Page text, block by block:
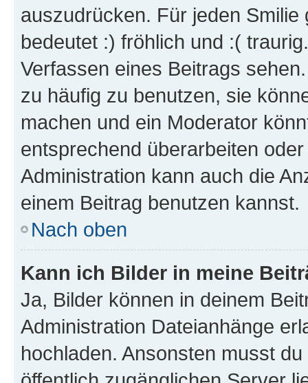
auszudrücken. Für jeden
bedeutet :) fröhlich und :(
Verfassen eines Beitrags
zu häufig zu benutzen, sie
machen und ein Moderator
entsprechend überarbeiten
Administration kann auch die
einem Beitrag benutzen kannst.
Nach oben
Kann ich Bilder in meine
Ja, Bilder können in deinem
Administration Dateianhänge
hochladen. Ansonsten musst